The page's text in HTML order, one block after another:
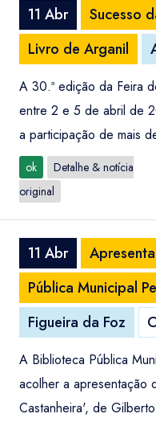
11 Abr
Sucesso
Livro de Arganil
A 30.ª edição da Feira
entre 2 e 5 de abril de
a participação de mais
ok
Detalhe & notícia
original
11 Abr
Pública Municipal
Figueira da Foz
A Biblioteca Pública
acolher a apresentação
Castanheira', de